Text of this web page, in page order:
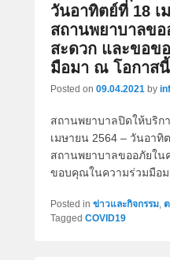
วันอาทิตย์ที่ 18 เ
สถานพยาบาลข
สะดวก และขอข
มือมา ณ โอกาสนี้
Posted on 09.04.2021 by
สถานพยาบาลปิดให้บริก
เมษายน 2564 – วันอาทิ
สถานพยาบาลขออภัยใน
ขอบคุณในความร่วมมือ
Posted in ข่าวและกิจกรรม,
Tagged COVID19